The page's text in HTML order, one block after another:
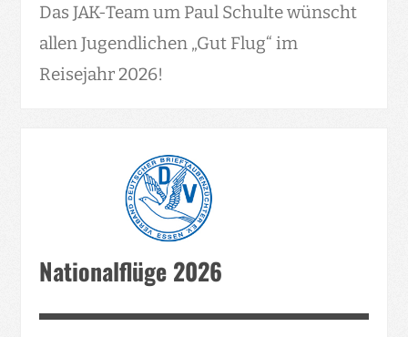
Das JAK-Team um Paul Schulte wünscht
allen Jugendlichen „Gut Flug“ im
Reisejahr 2026!
Nationalflüge 2026